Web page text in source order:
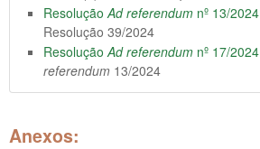
Resolução Ad referendum nº 13/2024
Resolução 39/2024
Resolução Ad referendum nº 17/2024
referendum 13/2024
Anexos: